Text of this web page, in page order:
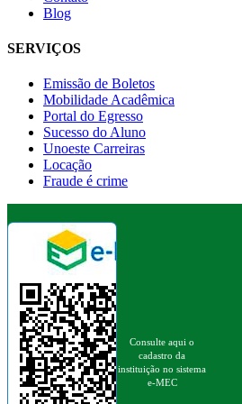
Blog
SERVIÇOS
Emissão de Boletos
Mobilidade Acadêmica
Portal do Egresso
Sucesso do Aluno
Unoeste Carreiras
Locação
Fraude é crime
Consulte aqui o
cadastro da
instituição no sistema
e-MEC